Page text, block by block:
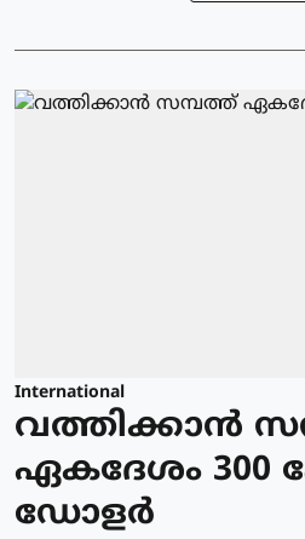
International
വത്തിക്കാന്‍
ഏകദേശം 300
ഡോളര്‍